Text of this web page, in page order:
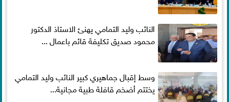
النائب وليد التمامي يهنئ الاستاذ الدكتور
محمود صديق تكليفة قائم باعمال ...
وسط إقبال جماهيري كبير النائب وليد التمامي
يختتم أضخم قافلة طبية مجانية...